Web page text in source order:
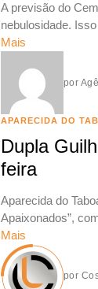
A previsão do
nebulosidade.
Mais
por
APARECIDA DO
Dupla
feira
Aparecida do
Apaixonados”,
Mais
por